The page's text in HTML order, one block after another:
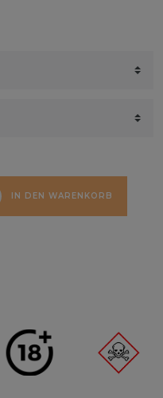
IN DEN WARENKORB